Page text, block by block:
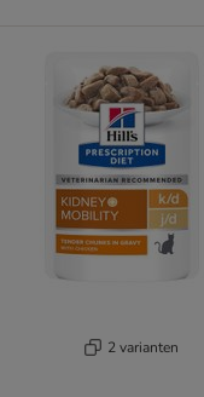
2 varianten